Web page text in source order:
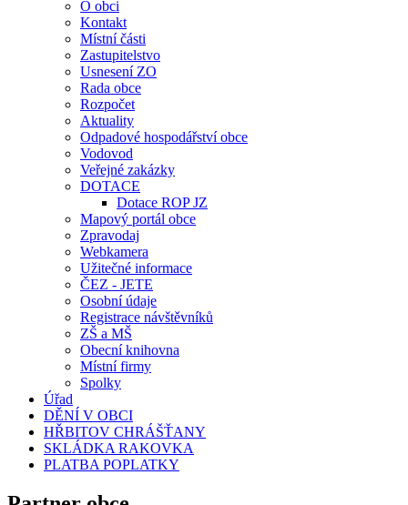
O obci
Kontakt
Místní části
Zastupitelstvo
Usnesení ZO
Rada obce
Rozpočet
Aktuality
Odpadové hospodářství obce
Vodovod
Veřejné zakázky
DOTACE
Dotace ROP JZ
Mapový portál obce
Zpravodaj
Webkamera
Užitečné informace
ČEZ - JETE
Osobní údaje
Registrace návštěvníků
ZŠ a MŠ
Obecní knihovna
Místní firmy
Spolky
Úřad
DĚNÍ V OBCI
HŘBITOV CHRÁŠŤANY
SKLÁDKA RAKOVKA
PLATBA POPLATKY